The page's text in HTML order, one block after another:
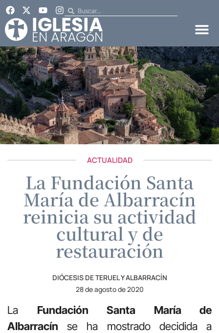
ACTUALIDAD
La Fundación Santa
María de Albarracín
reinicia su actividad
cultural y de
restauración
DIÓCESIS DE TERUEL Y ALBARRACÍN
28 de agosto de 2020
La Fundación Santa María de
Albarracín se ha mostrado decidida a